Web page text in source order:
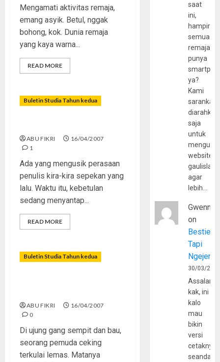
Mengamati aktivitas remaja,
emang asyik. Betul, nggak
bohong, kok. Dunia remaja
yang kaya warna...
READ MORE
Buletin Studia Tahun kedua
ABU FIKRI
16/04/2007
1
Ada yang mengusik perasaan
penulis kira-kira sepekan yang
lalu. Waktu itu, kebetulan
sedang menyantap...
READ MORE
Buletin Studia Tahun kedua
ABU FIKRI
16/04/2007
0
Di ujung gang sempit dan bau,
seorang pemuda ceking
terkulai lemas. Matanya
saat
ini,
hampir
semua
remaja
punya
ya?
Kami
sarankan,
diarahkan
saja
untuk
website
agar
lebih…
Gwenny
on
Bestie
Tapi
30/03/
kak, ini
kalo
mau
bikin
versi
cetaknya